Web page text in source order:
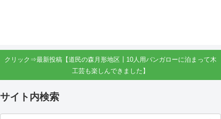
クリック⇒最新投稿【道民の森月形地区┃10人用バンガローに泊まって木
工芸も楽しんできました】
サイト内検索